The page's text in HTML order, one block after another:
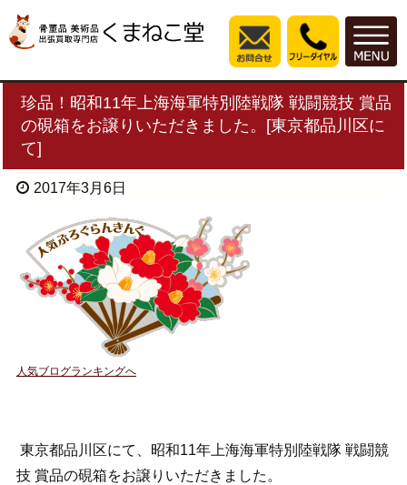
珍品！昭和11年上海海軍特別陸戦隊 戦闘競技 賞品
の硯箱をお譲りいただきました。[東京都品川区に
て]
2017年3月6日
人気ブログランキングへ
東京都品川区にて、昭和11年上海海軍特別陸戦隊 戦闘競
技 賞品の硯箱をお譲りいただきました。